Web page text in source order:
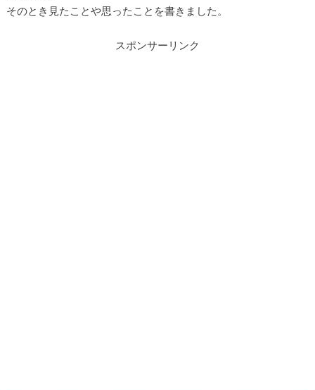
そのとき見たことや思ったことを書きました。
スポンサーリンク